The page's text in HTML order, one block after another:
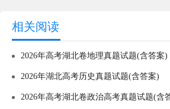
相关阅读
2026年高考湖北卷地理真题试题(含答案)
2026年湖北高考历史真题试题(含答案)
2026年高考湖北卷政治高考真题试题(含